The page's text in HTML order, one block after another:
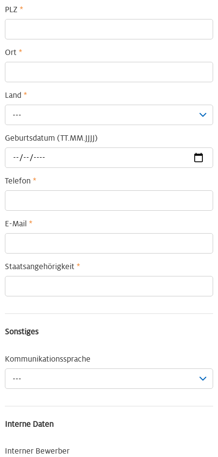
PLZ *
Ort *
Land *
---
Geburtsdatum (TT.MM.JJJJ)
Telefon *
E-Mail *
Staatsangehörigkeit *
Sonstiges
Kommunikationssprache
---
Interne Daten
Interner Bewerber